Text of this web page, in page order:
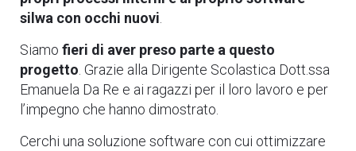
silwa con occhi nuovi
Siamo fieri di aver preso parte a questo
progetto . Grazie alla Dirigente Scolastica Dott.ssa
Emanuela Da Re e ai ragazzi per il loro lavoro e per
l’impegno che hanno dimostrato.
Cerchi una soluzione software con cui ottimizzare